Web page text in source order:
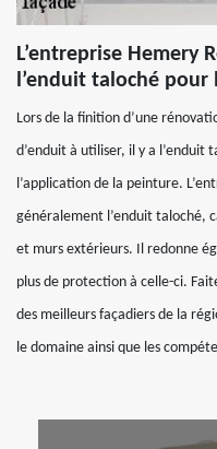
L’entreprise Hemery
l’enduit taloché pour
Lors de la finition d’une
d’enduit à utiliser, il y a l’enduit
l’application de la peinture.
généralement l’enduit taloché,
et murs extérieurs. Il redonne
plus de protection à celle-ci.
des meilleurs façadiers de la
le domaine ainsi que les